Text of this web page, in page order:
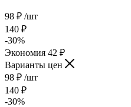
98 ₽ /шт
140 ₽
-30%
Экономия 42 ₽
Варианты цен
98 ₽ /шт
140 ₽
-30%